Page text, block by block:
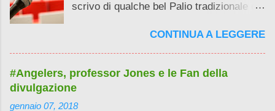
scrivo di qualche bel Palio tradizionale e
nemmeno definire un post, solo un...
"Scuse, solo scuse! Adesso ci dirai che
bla ..."
CONTINUA A LEGGERE
#Angelers, professor Jones e le Fan della
divulgazione
gennaio 07, 2018